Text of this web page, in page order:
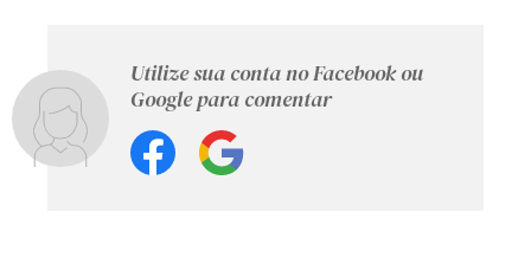
Utilize sua conta no Facebook ou
Google para comentar